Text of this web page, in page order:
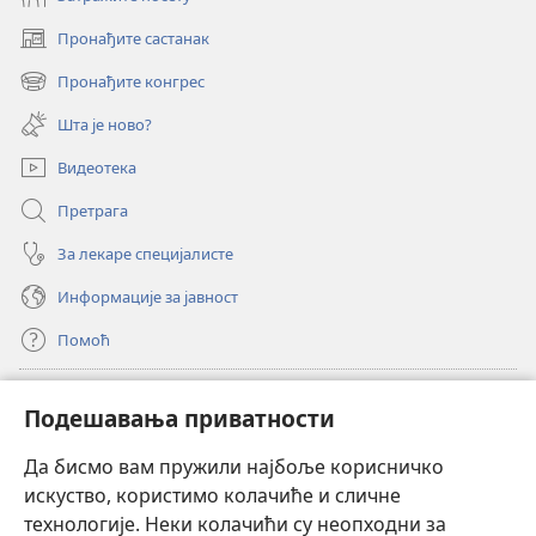
Подешавања приватности
Да бисмо вам пружили најбоље корисничко
искуство, користимо колачиће и сличне
технологије. Неки колачићи су неопходни за
Пронађите састанак
(отвара
нови
прозор)
Пронађите конгрес
(отвара
нови
прозор)
Шта је ново?
Видеотека
Претрага
За лекаре специјалисте
Информације за јавност
Помоћ
(отвара
нови
прозор)ОНЛАЈН БИБЛИОТЕКА Watchtower
(отвара
нови
прозор)JW Hub®
(отвара